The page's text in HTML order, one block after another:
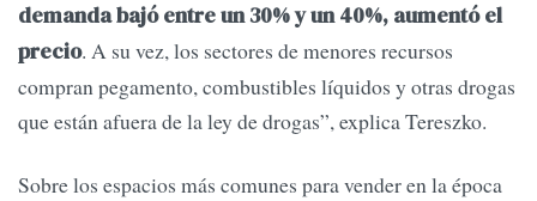
demanda bajó entre un 30% y un 40%, aumentó el
precio. A su vez, los sectores de menores recursos
compran pegamento, combustibles líquidos y otras drogas
que están afuera de la ley de drogas”, explica Tereszko.
Sobre los espacios más comunes para vender en la época